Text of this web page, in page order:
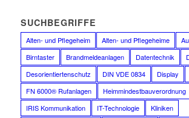
SUCHBEGRIFFE
Alten- und Pflegeheim Alten- und Pflegeheime
Birntaster
Brandmeldeanlagen Datentechnik
Desorientiertenschutz
DIN VDE 0834 Display
FN 6000® Rufanlagen
Heimmindestbauverordnung
IRIS Kommunikation
IT-Technologie
Kliniken